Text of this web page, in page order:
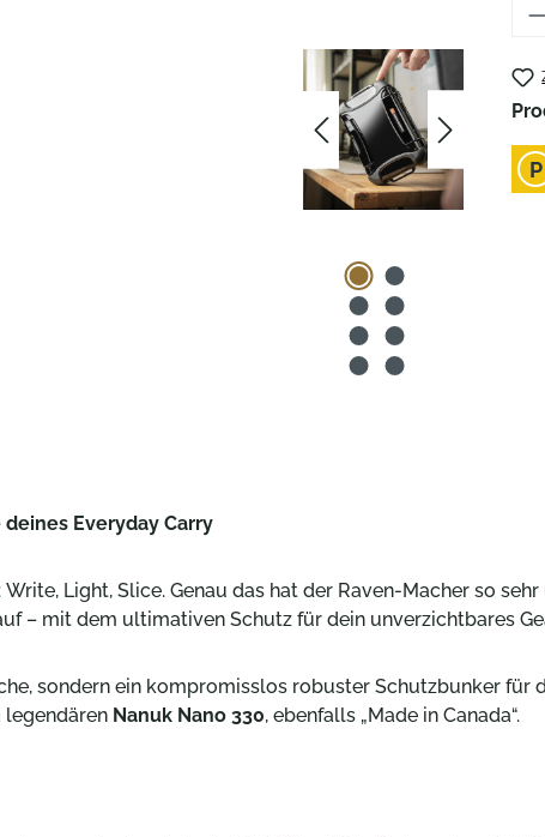
P
Everyday Carry
Write, Light, Slice. Genau das hat der Raven-Macher so
– mit dem ultimativen Schutz für dein unverzichtbares
sondern ein kompromisslos robuster Schutzbunker
legendären Nanuk Nano 330, ebenfalls „Made in Canada“.